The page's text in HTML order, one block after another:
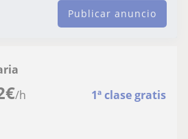
Publicar anuncio
€/h 1ª clase gratis